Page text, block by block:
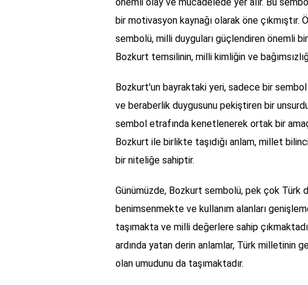
bir motivasyon kaynağı olarak öne
sembolü, milli duyguları güçlendiren önemli
Bozkurt temsilinin, milli kimliğin ve
Bozkurt'un bayraktaki yeri, sadece bir
ve beraberlik duygusunu pekiştiren bir
sembol etrafında kenetlenerek ortak bir
Bozkurt ile birlikte taşıdığı anlam, millet
bir niteliğe sahiptir.
Günümüzde, Bozkurt sembolü, pek çok Türk
benimsenmekte ve kullanım alanları
taşımakta ve milli değerlere sahip
ardında yatan derin anlamlar, Türk milletinin
olan umudunu da taşımaktadır.